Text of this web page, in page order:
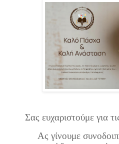
Σας ευχαριστούμε για
Ας γίνουμε